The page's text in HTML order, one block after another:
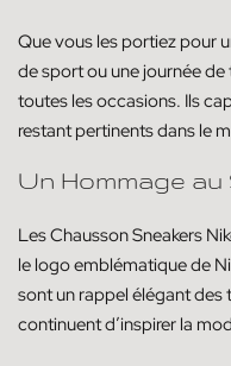
Que vous les portiez pour
de sport ou une journée de
toutes les occasions. Ils
restant pertinents dans le
Un Hommage au
Les Chausson Sneakers
le logo emblématique de
sont un rappel élégant des
continuent d’inspirer la